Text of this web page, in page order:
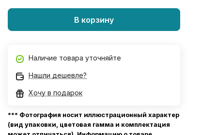
В корзину
Наличие товара уточняйте
Нашли дешевле?
Хочу в подарок
*** Фотография носит иллюстрационный характер
(вид упаковки, цветовая гамма и комплектация